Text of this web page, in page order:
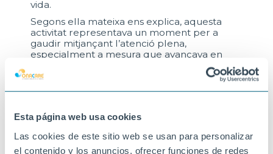
Esta página web usa cookies
Las cookies de este sitio web se usan para personalizar
el contenido y los anuncios, ofrecer funciones de redes
vida.
Segons ella mateixa ens explica, aquesta
activitat representava un moment per a
gaudir mitjançant l’atenció plena,
especialment a mesura que avançava en
cada quadre. Menciona que li resultava molt
gratificant reflexionar sobre cada traç i
Aquesta iniciativa posa en valor les activitats
significatives vinculades a la història de vida
de cada persona, reforçant la seva identitat i
promovent el benestar emocional.